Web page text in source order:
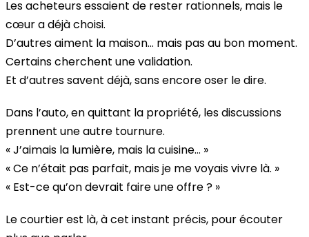
Les acheteurs essaient de rester rationnels, mais le
cœur a déjà choisi.
D’autres aiment la maison… mais pas au bon moment.
Certains cherchent une validation.
Et d’autres savent déjà, sans encore oser le dire.
Dans l’auto, en quittant la propriété, les discussions
prennent une autre tournure.
« J’aimais la lumière, mais la cuisine… »
« Ce n’était pas parfait, mais je me voyais vivre là. »
« Est-ce qu’on devrait faire une offre ? »
Le courtier est là, à cet instant précis, pour écouter